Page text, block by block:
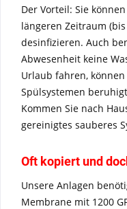
Der Vorteil: Sie
längeren Zeitraum
desinfizieren. Auch
Abwesenheit keine
Urlaub fahren,
Spülsystemen
Kommen Sie nach
gereinigtes sauberes
Oft kopiert und
Unsere Anlagen
Membrane mit 1200